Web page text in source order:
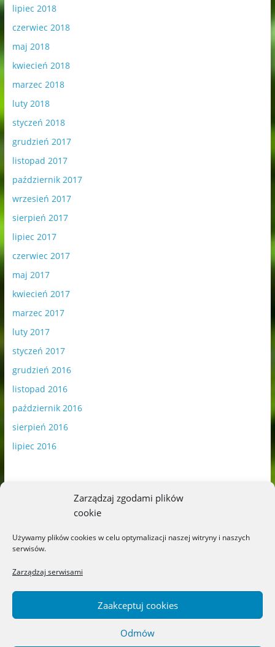
Zarządzaj zgodami plików
cookie
Używamy plików cookies w celu optymalizacji naszej witryny i naszych
serwisów.
Zarządzaj serwisami
Zaakceptuj cookies
Odmów
lipiec 2018
czerwiec 2018
maj 2018
kwiecień 2018
marzec 2018
luty 2018
styczeń 2018
grudzień 2017
listopad 2017
październik 2017
wrzesień 2017
sierpień 2017
lipiec 2017
czerwiec 2017
maj 2017
kwiecień 2017
marzec 2017
luty 2017
styczeń 2017
grudzień 2016
listopad 2016
październik 2016
sierpień 2016
lipiec 2016
Blog o książkach dla dzieci i młodzieży –